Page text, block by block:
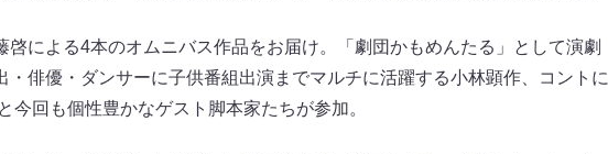
による4本のオムニバス作品をお届け。「劇団かもめんたる」として演劇
俳優・ダンサーに子供番組出演までマルチに活躍する小林顕作、コントに
回も個性豊かなゲスト脚本家たちが参加。